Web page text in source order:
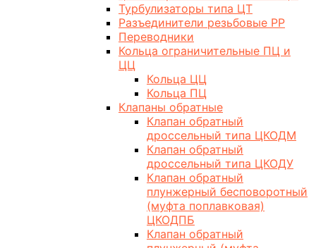
Турбулизаторы типа ЦТ
Разъединители резьбовые РР
Переводники
Кольца ограничительные ПЦ и
ЦЦ
Кольца ЦЦ
Кольца ПЦ
Клапаны обратные
Клапан обратный
дроссельный типа ЦКОДМ
Клапан обратный
дроссельный типа ЦКОДУ
Клапан обратный
плунжерный бесповоротный
(муфта поплавковая)
ЦКОДПБ
Клапан обратный